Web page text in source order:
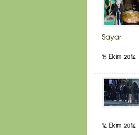
Sayar
15 Ekim 2014
14 Ekim 2014